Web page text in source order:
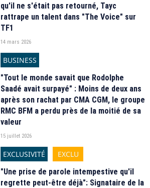
qu'il ne s'était pas retourné, Tayc
rattrape un talent dans "The Voice" sur
TF1
14 mars 2026
BUSINESS
"Tout le monde savait que Rodolphe
Saadé avait surpayé" : Moins de deux ans
après son rachat par CMA CGM, le groupe
RMC BFM a perdu près de la moitié de sa
valeur
15 juillet 2026
EXCLUSIVITÉ
EXCLU
"Une prise de parole intempestive qu'il
regrette peut-être déjà": Signataire de la